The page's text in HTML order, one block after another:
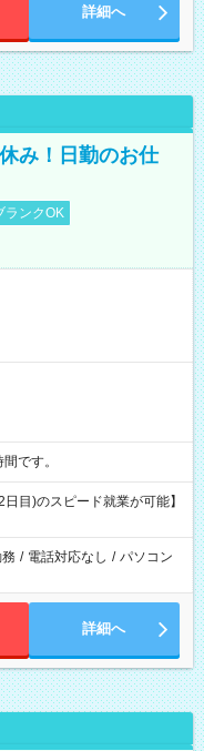
詳細へ
み！日勤のお仕
ランクOK
時間です。
目)のスピード就業が可能】
/ 電話対応なし / パソコン
詳細へ